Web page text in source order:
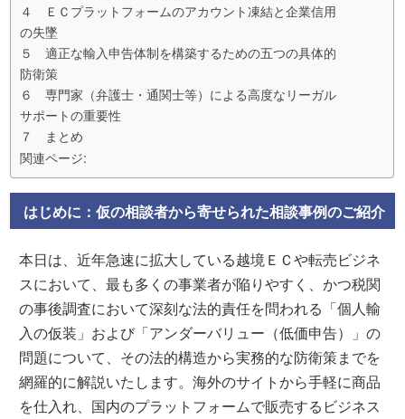
４ ＥＣプラットフォームのアカウント凍結と企業信用
の失墜
５ 適正な輸入申告体制を構築するための五つの具体的
防衛策
６ 専門家（弁護士・通関士等）による高度なリーガル
サポートの重要性
７ まとめ
関連ページ:
はじめに：仮の相談者から寄せられた相談事例のご紹介
本日は、近年急速に拡大している越境ＥＣや転売ビジネ
スにおいて、最も多くの事業者が陥りやすく、かつ税関
の事後調査において深刻な法的責任を問われる「個人輸
入の仮装」および「アンダーバリュー（低価申告）」の
問題について、その法的構造から実務的な防衛策までを
網羅的に解説いたします。海外のサイトから手軽に商品
を仕入れ、国内のプラットフォームで販売するビジネス